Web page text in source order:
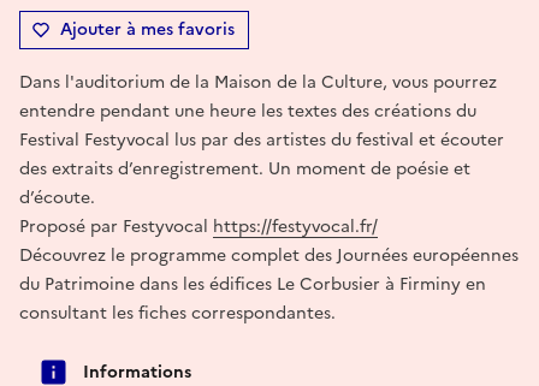
Ajouter à mes favoris
Dans l'auditorium de la Maison de la Culture, vous pourrez
entendre pendant une heure les textes des créations du
Festival Festyvocal lus par des artistes du festival et écouter
des extraits d’enregistrement. Un moment de poésie et
d’écoute.
Proposé par Festyvocal https://festyvocal.fr/
Découvrez le programme complet des Journées européennes
du Patrimoine dans les édifices Le Corbusier à Firminy en
consultant les fiches correspondantes.
Informations